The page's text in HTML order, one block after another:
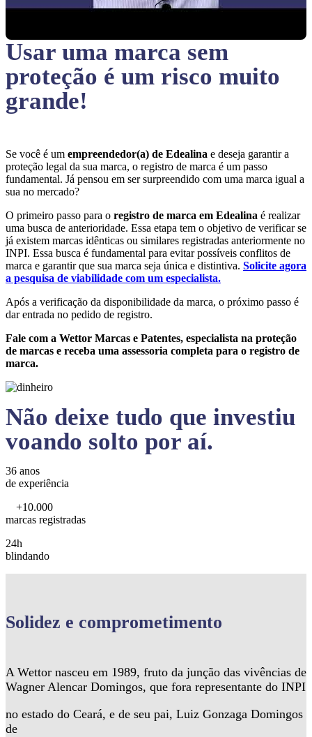
Usar uma marca sem
proteção é um risco muito
grande!
Se você é um empreendedor(a) de Edealina e deseja garantir a
proteção legal da sua marca, o registro de marca é um passo
fundamental. Já pensou em ser surpreendido com uma marca igual a
sua no mercado?
O primeiro passo para o registro de marca em Edealina é realizar
uma busca de anterioridade. Essa etapa tem o objetivo de verificar se
já existem marcas idênticas ou similares registradas anteriormente no
INPI. Essa busca é fundamental para evitar possíveis conflitos de
marca e garantir que sua marca seja única e distintiva. Solicite agora
a pesquisa de viabilidade com um especialista.
Após a verificação da disponibilidade da marca, o próximo passo é
dar entrada no pedido de registro.
Fale com a Wettor Marcas e Patentes, especialista na proteção
de marcas e receba uma assessoria completa para o registro de
marca.
Não deixe tudo que investiu
voando solto por aí.
36 anos
de experiência
+10.000
marcas registradas
24h
blindando
Solidez e comprometimento
A Wettor nasceu em 1989, fruto da junção das vivências de
Wagner Alencar Domingos, que fora representante do INPI
no estado do Ceará, e de seu pai, Luiz Gonzaga Domingos
de